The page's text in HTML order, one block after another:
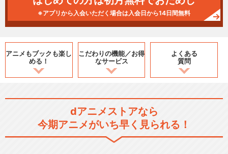
※アプリから入会いただく場合は入会日から14日間無料
アニメもブックも楽し
める！
こだわりの機能／お得
なサービス
よくある
質問
dアニメストアなら
今期アニメがいち早く見られる！